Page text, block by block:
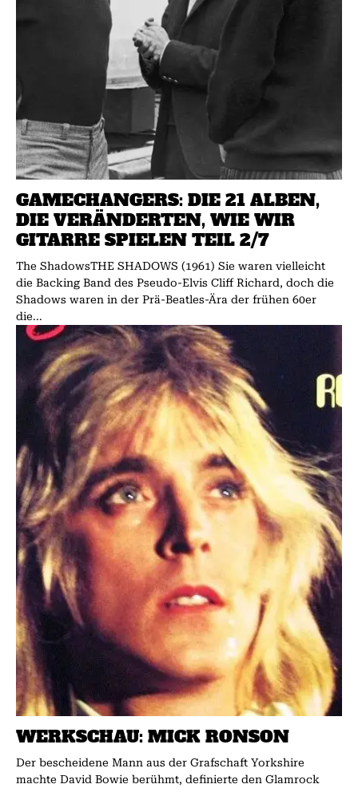
GAMECHANGERS: DIE 21 ALBEN,
DIE VERÄNDERTEN, WIE WIR
GITARRE SPIELEN TEIL 2/7
The ShadowsTHE SHADOWS (1961) Sie waren vielleicht
die Backing Band des Pseudo-Elvis Cliff Richard, doch die
Shadows waren in der Prä-Beatles-Ära der frühen 60er
die...
WERKSCHAU: MICK RON­­SON
Der bescheidene Mann aus der Grafschaft Yorkshire
machte David Bowie berühmt, definierte den Glamrock